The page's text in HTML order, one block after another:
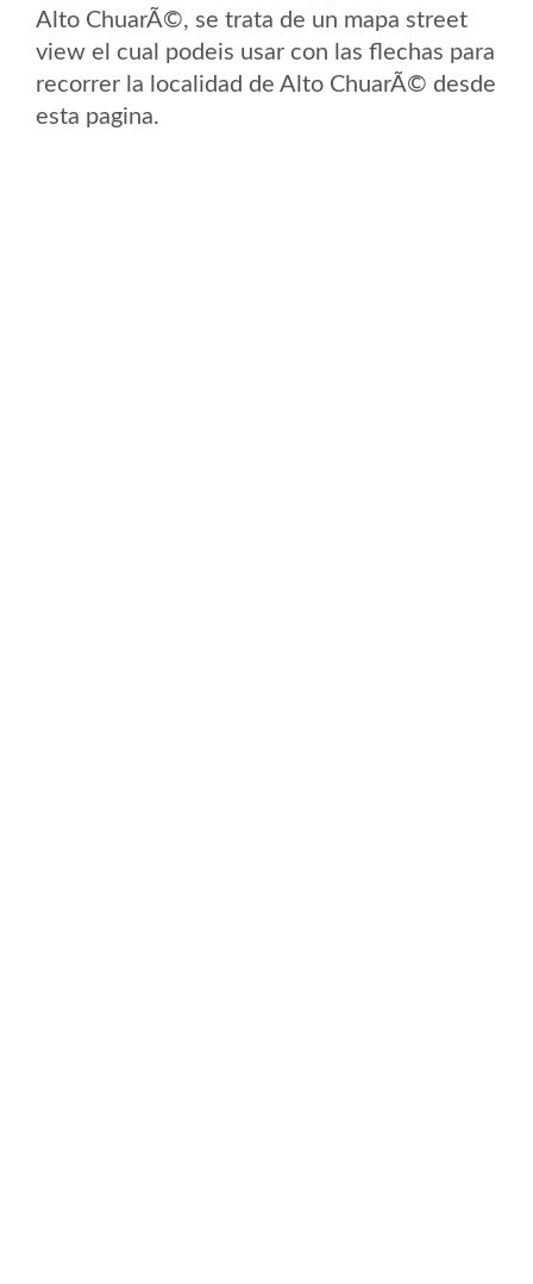
Alto ChuarÃ©, se trata de un mapa street
view el cual podeis usar con las flechas para
recorrer la localidad de Alto ChuarÃ© desde
esta pagina.